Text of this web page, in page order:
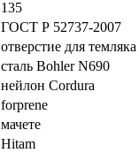
135
ГОСТ Р 52737-2007
отверстие для темляка
сталь Bohler N690
нейлон Cordura
forprene
мачете
Hitam